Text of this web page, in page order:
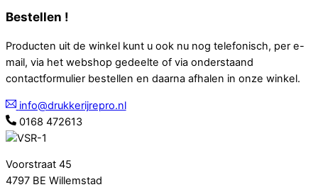
Bestellen !
Producten uit de winkel kunt u ook nu nog telefonisch, per e-
mail, via het webshop gedeelte of via onderstaand
contactformulier bestellen en daarna afhalen in onze winkel.
info@drukkerijrepro.nl
0168 472613
Voorstraat 45
4797 BE Willemstad